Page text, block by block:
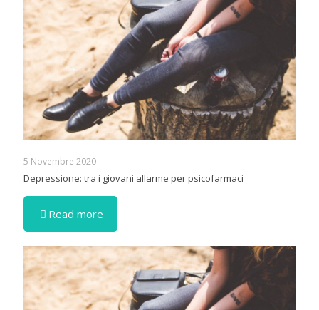
5 Novembre 2020
Depressione: tra i giovani allarme per psicofarmaci
Read more